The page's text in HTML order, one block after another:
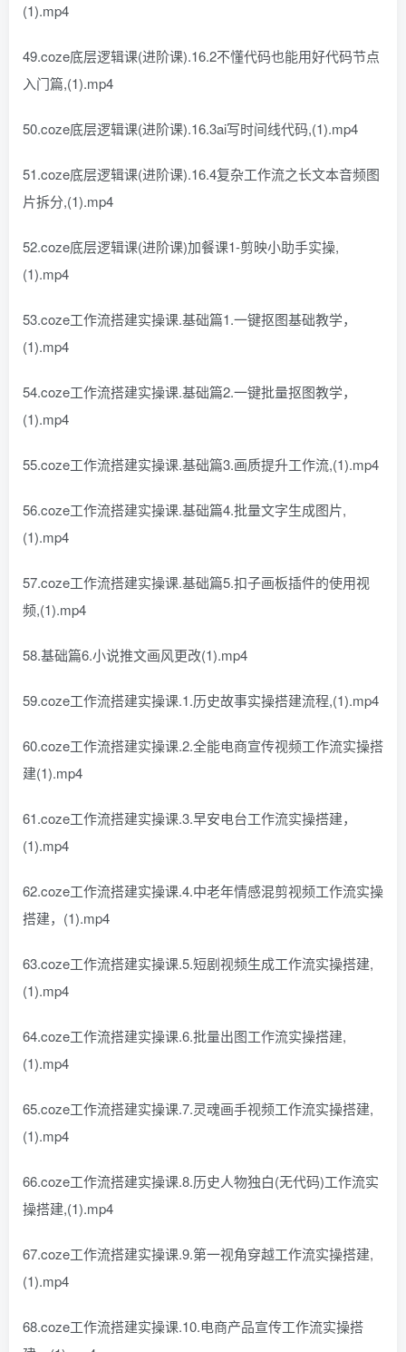
(1).mp4
49.coze底层逻辑课(进阶课).16.2不懂代码也能用好代码节点
入门篇,(1).mp4
50.coze底层逻辑课(进阶课).16.3ai写时间线代码,(1).mp4
51.coze底层逻辑课(进阶课).16.4复杂工作流之长文本音频图
片拆分,(1).mp4
52.coze底层逻辑课(进阶课)加餐课1-剪映小助手实操,
(1).mp4
53.coze工作流搭建实操课.基础篇1.一键抠图基础教学，
(1).mp4
54.coze工作流搭建实操课.基础篇2.一键批量抠图教学，
(1).mp4
55.coze工作流搭建实操课.基础篇3.画质提升工作流,(1).mp4
56.coze工作流搭建实操课.基础篇4.批量文字生成图片,
(1).mp4
57.coze工作流搭建实操课.基础篇5.扣子画板插件的使用视
频,(1).mp4
58.基础篇6.小说推文画风更改(1).mp4
59.coze工作流搭建实操课.1.历史故事实操搭建流程,(1).mp4
60.coze工作流搭建实操课.2.全能电商宣传视频工作流实操搭
建(1).mp4
61.coze工作流搭建实操课.3.早安电台工作流实操搭建，
(1).mp4
62.coze工作流搭建实操课.4.中老年情感混剪视频工作流实操
搭建，(1).mp4
63.coze工作流搭建实操课.5.短剧视频生成工作流实操搭建,
(1).mp4
64.coze工作流搭建实操课.6.批量出图工作流实操搭建,
(1).mp4
65.coze工作流搭建实操课.7.灵魂画手视频工作流实操搭建,
(1).mp4
66.coze工作流搭建实操课.8.历史人物独白(无代码)工作流实
操搭建,(1).mp4
67.coze工作流搭建实操课.9.第一视角穿越工作流实操搭建,
(1).mp4
68.coze工作流搭建实操课.10.电商产品宣传工作流实操搭